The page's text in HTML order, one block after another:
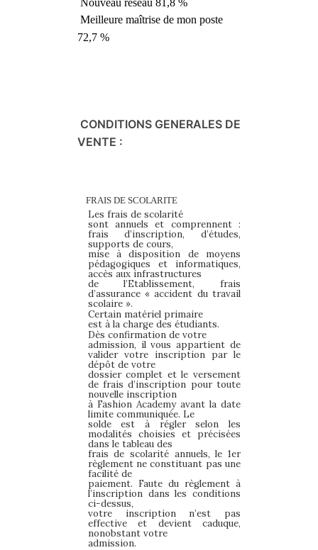
Nouveau réseau 81,8 %
Meilleure maîtrise de mon poste
72,7 %
CONDITIONS GENERALES DE
VENTE :
FRAIS DE SCOLARITE
Les frais de scolarité
sont annuels et comprennent :
frais d’inscription, d’études,
supports de cours,
mise à disposition de moyens
pédagogiques et informatiques,
accès aux infrastructures
de l’Etablissement, frais
d’assurance « accident du travail
scolaire ».
Certain matériel primaire
est à la charge des étudiants.
Dès confirmation de votre
admission, il vous appartient de
valider votre inscription par le
dépôt de votre
dossier complet et le versement
de frais d’inscription pour toute
nouvelle inscription
à Fashion Academy avant la date
limite communiquée. Le
solde est à régler selon les
modalités choisies et précisées
dans le tableau des
frais de scolarité annuels, le 1er
règlement ne constituant pas une
facilité de
paiement. Faute du règlement à
l’inscription dans les conditions
ci-dessus,
votre inscription n’est pas
effective et devient caduque,
nonobstant votre
admission.